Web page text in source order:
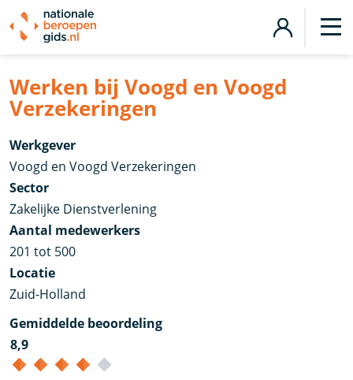
Werken bij Voogd en Voogd
Verzekeringen
Werkgever
Voogd en Voogd Verzekeringen
Sector
Zakelijke Dienstverlening
Aantal medewerkers
201 tot 500
Locatie
Zuid-Holland
Gemiddelde beoordeling
8,9